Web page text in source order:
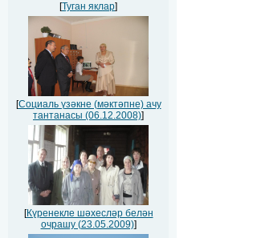
[Туган яклар]
[Социаль үзәкне (мәктәпне) ачу
тантанасы (06.12.2008)]
[Күренекле шәхесләр белән
очрашу (23.05.2009)]